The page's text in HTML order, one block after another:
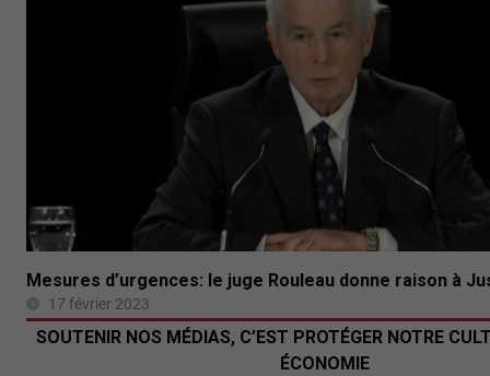
Mesures d’urgences: le juge Rouleau donne raison à
17 février 2023
SOUTENIR NOS MÉDIAS, C’EST PROTÉGER NOTRE
ÉCONOMIE